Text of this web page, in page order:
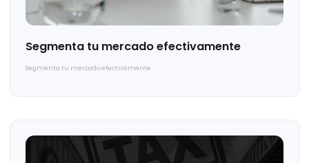
Te puede interesar...